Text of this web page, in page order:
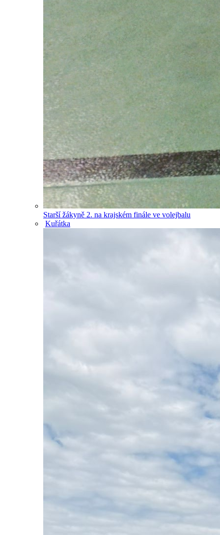
Starší žákyně 2. na krajském finále ve volejbalu
Kuřátka